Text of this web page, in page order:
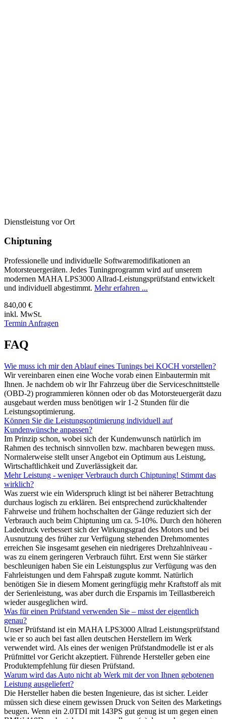
Dienstleistung vor Ort
Chiptuning
Professionelle und individuelle Softwaremodifikationen an
Motorsteuergeräten. Jedes Tuningprogramm wird auf unserem
modernen MAHA LPS3000 Allrad-Leistungsprüfstand entwickelt
und individuell abgestimmt. Mehr erfahren ...
840,00 €
inkl. MwSt.
Termin Anfragen
FAQ
Wie muss ich mir den Ablauf eines Tunings bei KOCH vorstellen?
Wir vereinbaren einen eine Woche vorab einen Einbautermin mit
Ihnen. Je nachdem ob wir Ihr Fahrzeug über die Serviceschnittstelle
(OBD-2) programmieren können oder ob das Motorsteuergerät dazu
ausgebaut werden muss benötigen wir 1-2 Stunden für die
Leistungsoptimierung.
Können Sie die Leistungsoptimierung individuell auf
Kundenwünsche anpassen?
Im Prinzip schon, wobei sich der Kundenwunsch natürlich im
Rahmen des technisch sinnvollen bzw. machbaren bewegen muss.
Normalerweise stellt unser Angebot ein Optimum aus Leistung,
Wirtschaftlichkeit und Zuverlässigkeit dar.
Mehr Leistung - weniger Verbrauch durch Chiptuning! Stimmt das
wirklich?
Was zuerst wie ein Widerspruch klingt ist bei näherer Betrachtung
durchaus logisch zu erklären. Bei entsprechend zurückhaltender
Fahrweise und frühem hochschalten der Gänge reduziert sich der
Verbrauch auch beim Chiptuning um ca. 5-10%. Durch den höheren
Ladedruck verbessert sich der Wirkungsgrad des Motors und bei
Ausnutzung des früher zur Verfügung stehenden Drehmomentes
erreichen Sie insgesamt gesehen ein niedrigeres Drehzahlniveau -
was zu einem geringeren Verbrauch führt. Erst wenn Sie stärker
beschleunigen haben Sie ein Leistungsplus zur Verfügung was den
Fahrleistungen und dem Fahrspaß zugute kommt. Natürlich
benötigen Sie in diesem Moment geringfügig mehr Kraftstoff als mit
der Serienleistung, was aber durch die Ersparnis im Teillastbereich
wieder ausgeglichen wird.
Was für einen Prüfstand verwenden Sie – misst der eigentlich
genau?
Unser Prüfstand ist ein MAHA LPS3000 Allrad Leistungsprüfstand
wie er so auch bei fast allen deutschen Herstellern im Werk
verwendet wird. Als eines der wenigen Prüfstandmodelle ist er als
Prüfmittel vor Gericht akzeptiert. Führende Hersteller geben eine
Produktempfehlung für diesen Prüfstand.
Warum wird das Auto nicht ab Werk mit der von Ihnen gebotenen
Leistung ausgeliefert?
Die Hersteller haben die besten Ingenieure, das ist sicher. Leider
müssen sich diese einem gewissen Druck von Seiten des Marketings
beugen. Wenn ein 2.0TDI mit 143PS gut genug ist um gegen einen